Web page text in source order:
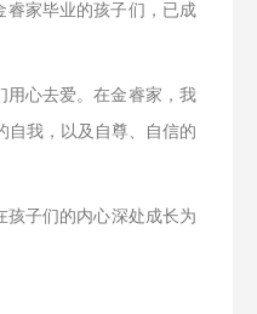
睿家毕业的孩子们，已成
心去爱。在金睿家，我
自我，以及自尊、自信的
子们的内心深处成长为